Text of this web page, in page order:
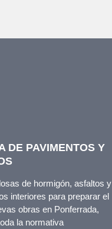
DE PAVIMENTOS Y
de hormigón, asfaltos y
interiores para preparar el
obras en Ponferrada,
la normativa